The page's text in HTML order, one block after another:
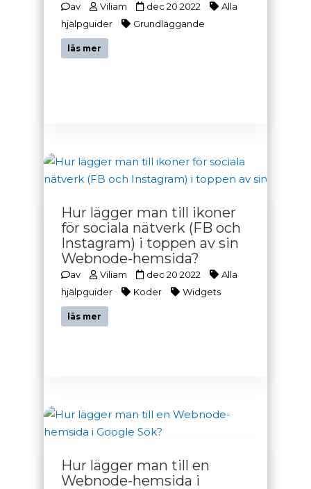
av Viliam dec 20 2022
Alla
hjälpguider
Grundläggande
läs mer
Hur lägger man till ikoner
för sociala nätverk (FB och
Instagram) i toppen av sin
Webnode-hemsida?
av Viliam dec 20 2022
Alla
hjälpguider
Koder Widgets
läs mer
Hur lägger man till en
Webnode-hemsida i